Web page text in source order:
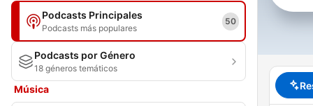
Podcasts Principales
Podcasts más populares
50
Podcasts por Género
18 géneros temáticos
Música